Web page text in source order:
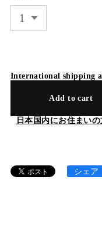
International shipping
Add to cart
日本国内にお住まい
シェア